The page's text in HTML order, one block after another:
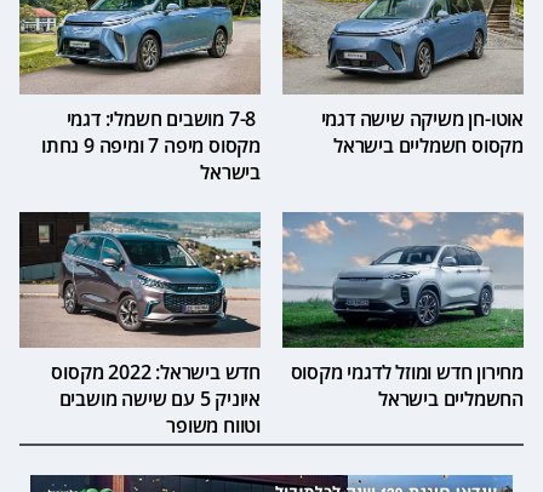
אוטו-חן משיקה שישה דגמי
מקסוס חשמליים בישראל
7-8 מושבים חשמלי: דגמי
מקסוס מיפה 7 ומיפה 9 נחתו
בישראל
מחירון חדש ומוזל לדגמי מקסוס
החשמליים בישראל
חדש בישראל: 2022 מקסוס
איוניק 5 עם שישה מושבים
וטווח משופר